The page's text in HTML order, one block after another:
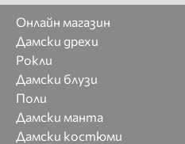
Онлайн магазин
Дамски дрехи
Рокли
Дамски блузи
Поли
Дамски манта
Дамски костюми